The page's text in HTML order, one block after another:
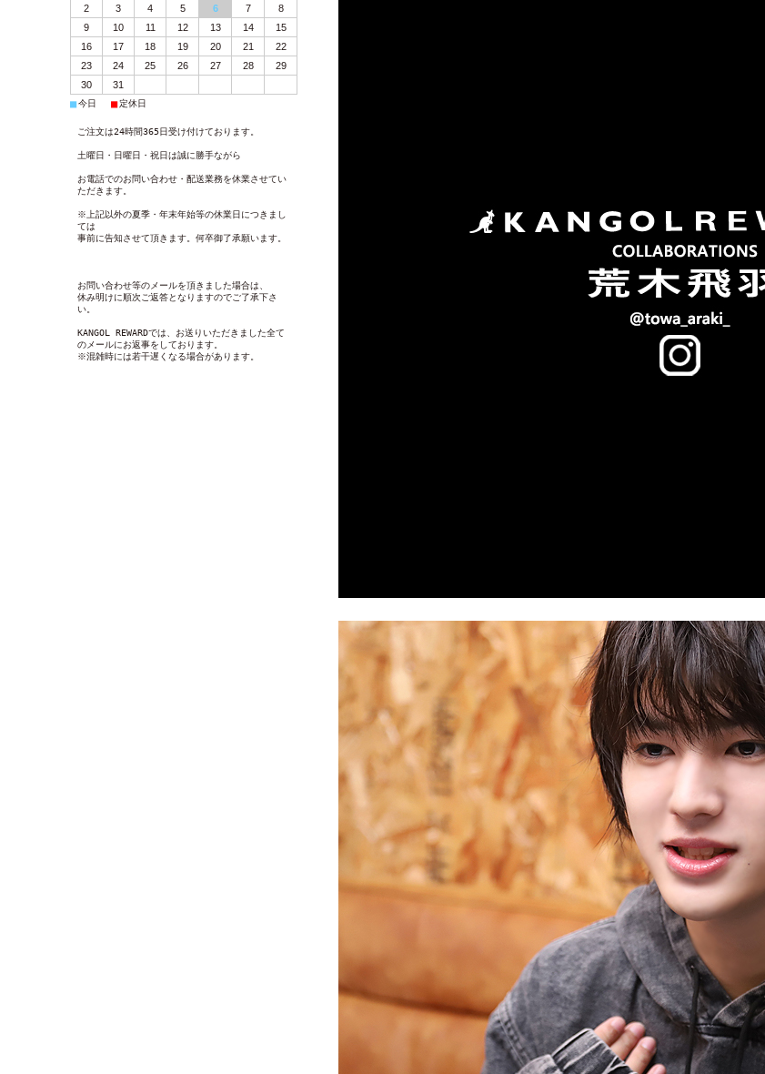
2
3 4 5 6 7
8
9
10 11 12 13 14
15
16
17 18 19 20 21
22
23
24 25 26 27 28
29
30
31
■今日 ■定休日
ご注文は24時間365日受け付けております。
土曜日・日曜日・祝日は誠に勝手ながら
お電話でのお問い合わせ・配送業務を休業させてい
ただきます。
※上記以外の夏季・年末年始等の休業日につきまし
ては
事前に告知させて頂きます。何卒御了承願います。
お問い合わせ等のメールを頂きました場合は、
休み明けに順次ご返答となりますのでご了承下さ
い。
KANGOL REWARDでは、お送りいただきました全て
のメールにお返事をしております。
※混雑時には若干遅くなる場合があります。